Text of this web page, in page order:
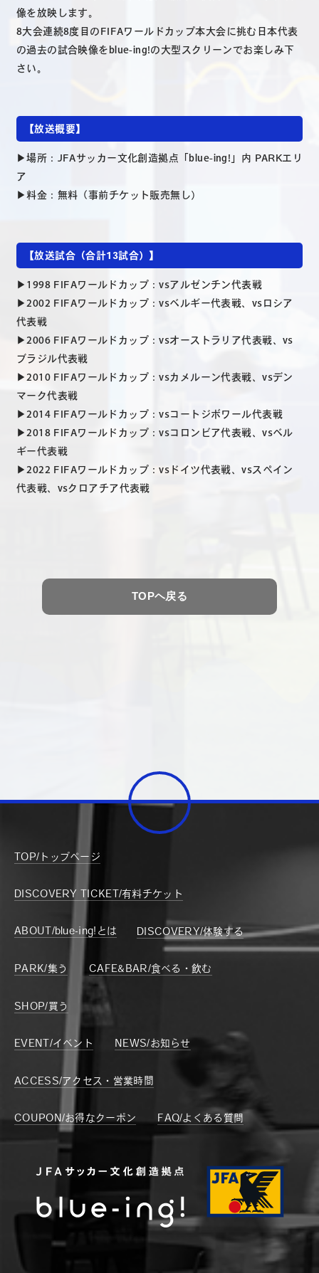
像を放映します。
8大会連続8度目のFIFAワールドカップ本大会に挑む日本代表
の過去の試合映像をblue-ing!の大型スクリーンでお楽しみ下
さい。
【放送概要】
▶場所：JFAサッカー文化創造拠点「blue-ing!」内 PARKエリ
ア
▶料金：無料（事前チケット販売無し）
【放送試合（合計13試合）】
▶1998 FIFAワールドカップ：vsアルゼンチン代表戦
▶2002 FIFAワールドカップ：vsベルギー代表戦、vsロシア
代表戦
▶2006 FIFAワールドカップ：vsオーストラリア代表戦、vs
ブラジル代表戦
▶2010 FIFAワールドカップ：vsカメルーン代表戦、vsデン
マーク代表戦
▶2014 FIFAワールドカップ：vsコートジボワール代表戦
▶2018 FIFAワールドカップ：vsコロンビア代表戦、vsベル
ギー代表戦
▶2022 FIFAワールドカップ：vsドイツ代表戦、vsスペイン
代表戦、vsクロアチア代表戦
TOPヘ戻る
TOP/トップページ
DISCOVERY TICKET/有料チケット
ABOUT/blue-ing!とは DISCOVERY/体験する
PARK/集う CAFE&BAR/食べる・飲む
SHOP/買う
EVENT/イベント NEWS/お知らせ
ACCESS/アクセス・営業時間
COUPON/お得なクーポン FAQ/よくある質問